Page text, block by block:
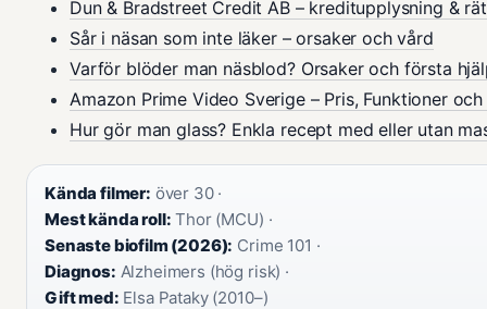
Dun & Bradstreet Credit AB – kreditupplysning &
Sår i näsan som inte läker – orsaker och vård
Varför blöder man näsblod? Orsaker och första
Amazon Prime Video Sverige – Pris, Funktioner
Hur gör man glass? Enkla recept med eller utan
Kända filmer: över 30 ·
Mest kända roll: Thor (MCU) ·
Senaste biofilm (2026): Crime 101 ·
Diagnos: Alzheimers (hög risk) ·
Gift med: Elsa Pataky (2010–)